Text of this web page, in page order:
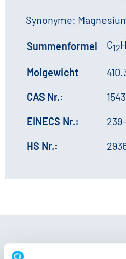
Synonyme:
Summenformel C12H
Molgewicht
CAS Nr.:
EINECS Nr.:
HS Nr.: